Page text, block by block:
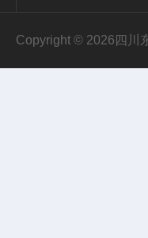
Copyright © 2026四川